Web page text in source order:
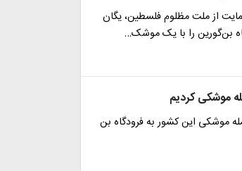
از ملت مظلوم فلسطین، یگان
بن‌گورین را با یک موشک…
موشکی کردیم
موشکی این کشور به فرودگاه بن